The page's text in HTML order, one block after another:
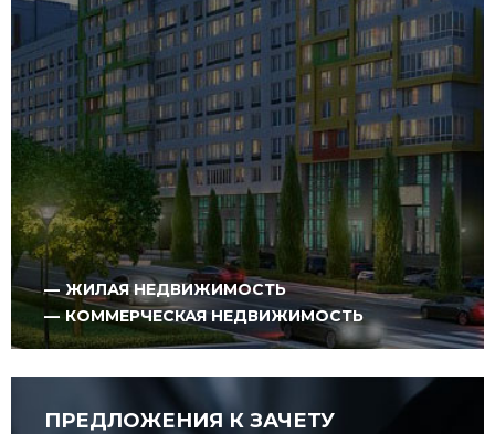
НЕДВИЖИМОСТЬ
ЖИЛАЯ НЕДВИЖИМОСТЬ
КОММЕРЧЕСКАЯ НЕДВИЖИМОСТЬ